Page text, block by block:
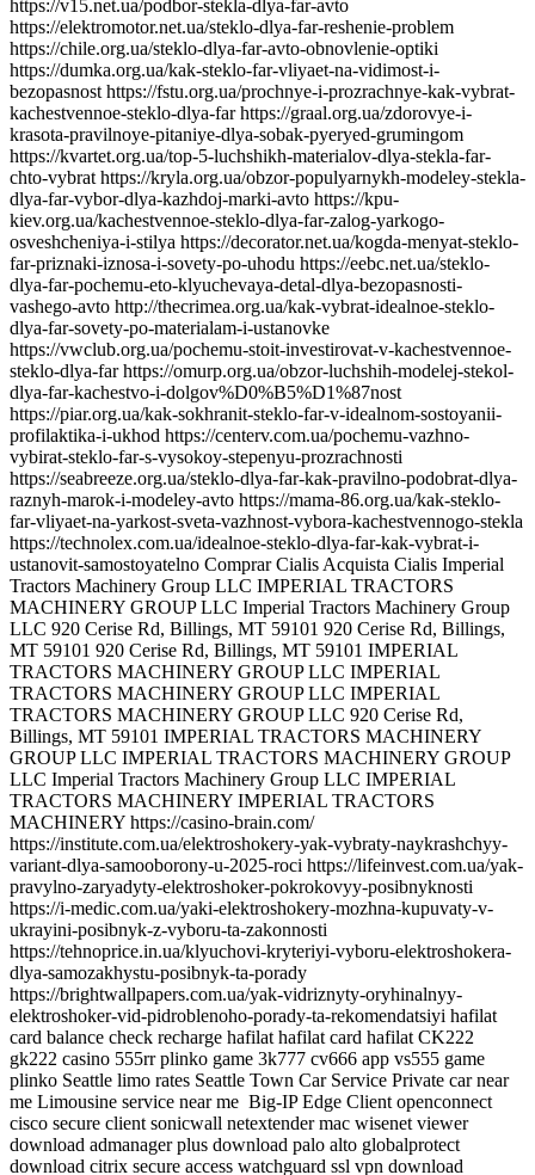
Big-IP Edge Client openconnect
cisco secure client sonicwall netextender mac wisenet viewer
download admanager plus download palo alto globalprotect
download citrix secure access watchguard ssl vpn download